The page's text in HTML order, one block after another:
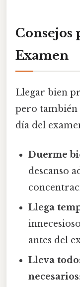
Consejos
Examen
Llegar bien
pero también
día del
Duerme
descanso
Llega
antes del
Lleva
necesarios